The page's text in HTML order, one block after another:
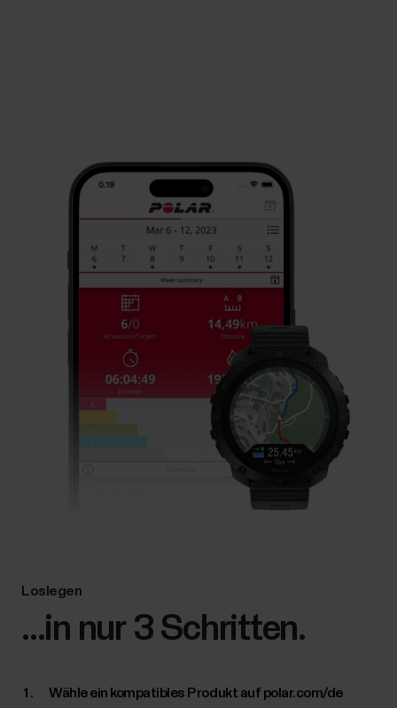
Loslegen
...in nur 3 Schritten.
Wähle ein kompatibles Produkt auf polar.com/de